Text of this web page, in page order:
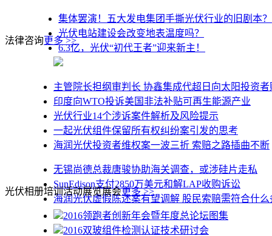
集体罢演！五大发电集团手撕光伏行业的旧剧本？
光伏电站建设会改变地表温度吗？
6.3亿，光伏“初代王者”迎来新主！
法律咨询更多 >>
主管院长担纲审判长 协鑫集成代超日向太阳投资者
印度向WTO投诉美国非法补贴可再生能源产业
光伏行业14个涉诉案件解析及风险提示
一起光伏组件保留所有权纠纷案引发的思考
海润光伏投资者维权案一波三折 索赔之路插曲不断
无锡尚德总裁唐骏协助海关调查，或涉硅片走私
SunEdison支付2850万美元和解LAP收购诉讼
海润光伏虚假陈述案有望调解 股民索赔需符合什么
光伏相册培训活动展览展会更多 >>
2016领跑者创新年会暨年度总论坛图集
2016双玻组件检测认证技术研讨会